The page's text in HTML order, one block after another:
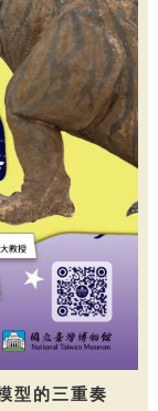
型的三重奏